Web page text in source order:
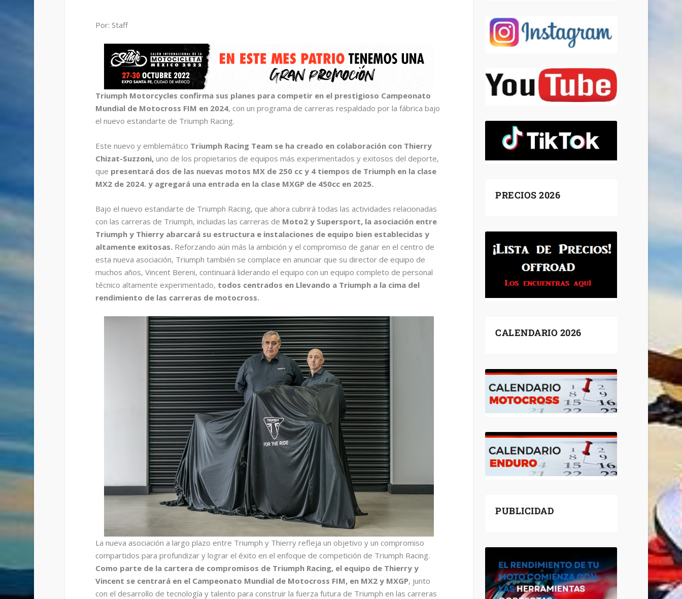
Por: Staff
Triumph Motorcycles confirma sus planes para competir en el prestigioso Campeonato
Mundial de Motocross FIM en 2024, con un programa de carreras respaldado por la fábrica bajo
el nuevo estandarte de Triumph Racing.
Este nuevo y emblemático Triumph Racing Team se ha creado en colaboración con Thierry
Chizat-Suzzoni,uno de los propietarios de equipos más experimentados y exitosos del deporte,
que presentará dos de las nuevas motos MX de 250 cc y 4 tiempos de Triumph en la clase
MX2 de 2024. y agregará una entrada en la clase MXGP de 450cc en 2025.
Bajo el nuevo estandarte de Triumph Racing, que ahora cubrirá todas las actividades relacionadas
con las carreras de Triumph, incluidas las carreras de Moto2 y Supersport, la asociación entre
Triumph y Thierry abarcará su estructura e instalaciones de equipo bien establecidas y
altamente exitosas. Reforzando aún más la ambición y el compromiso de ganar en el centro de
esta nueva asociación, Triumph también se complace en anunciar que su director de equipo de
muchos años, Vincent Bereni, continuará liderando el equipo con un equipo completo de personal
técnico altamente experimentado, todos centrados en Llevando a Triumph a la cima del
rendimiento de las carreras de motocross.
La nueva asociación a largo plazo entre Triumph y Thierry refleja un objetivo y un compromiso
compartidos para profundizar y lograr el éxito en el enfoque de competición de Triumph Racing.
Como parte de la cartera de compromisos de Triumph Racing, el equipo de Thierry y
Vincent se centrará en el Campeonato Mundial de Motocross FIM, en MX2 y MXGP, junto
con el desarrollo de tecnología y talento para construir la fuerza futura de Triumph en las carreras
PRECIOS 2026
CALENDARIO 2026
PUBLICIDAD